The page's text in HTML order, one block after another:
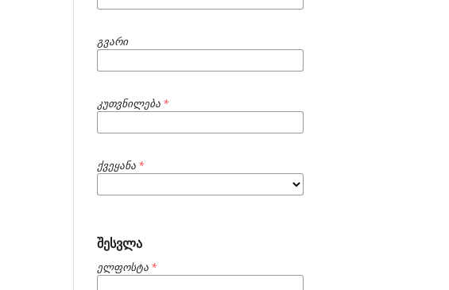
გვარი
კუთვნილება *
ქვეყანა *
შესვლა
ელფოსტა *